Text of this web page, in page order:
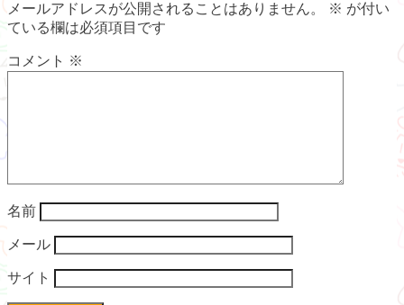
メールアドレスが公開されることはありません。 ※ が付い
ている欄は必須項目です
コメント ※
名前
メール
サイト